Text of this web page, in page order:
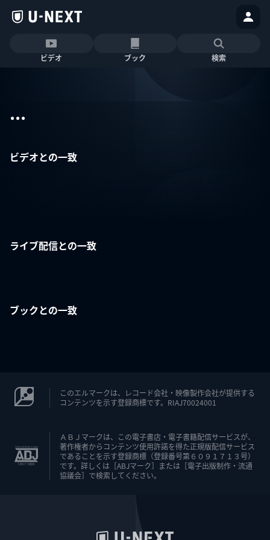
ビデオ ブック 検索
...
ビデオとの一致
ライブ配信との一致
ブックとの一致
このエルマークは、レコード会社・映像製作会社が提供する
コンテンツを示す登録商標です。RIAJ70024001
ＡＢＪマークは、この電子書店・電子書籍配信サービスが、
著作権者からコンテンツ使用許諾を得た正規版配信サービス
であることを示す登録商標（登録番号第６０９１７１３号）
です。詳しくは［ABJマーク］または［電子出版制作・流通
協議会］で検索してください。